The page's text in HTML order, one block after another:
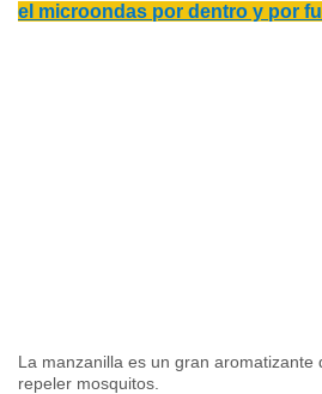
el microondas por dentro y por
La manzanilla es un gran aromatizante
repeler mosquitos.